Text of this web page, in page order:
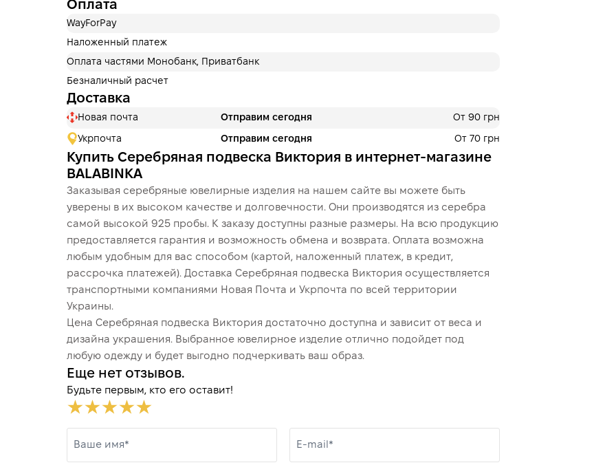
Оплата
WayForPay
Наложенный платеж
Оплата частями Монобанк, Приватбанк
Безналичный расчет
Доставка
Новая почта Отправим сегодня От 90 грн
Укрпочта Отправим сегодня От 70 грн
Купить Серебряная подвеска Виктория в интернет-магазине
BALABINKA
Заказывая серебряные ювелирные изделия на нашем сайте вы можете быть
уверены в их высоком качестве и долговечности. Они производятся из серебра
самой высокой 925 пробы. К заказу доступны разные размеры. На всю продукцию
предоставляется гарантия и возможность обмена и возврата. Оплата возможна
любым удобным для вас способом (картой, наложенный платеж, в кредит,
рассрочка платежей). Доставка Серебряная подвеска Виктория осуществляется
транспортными компаниями Новая Почта и Укрпочта по всей территории
Украины.
Цена Серебряная подвеска Виктория достаточно доступна и зависит от веса и
дизайна украшения. Выбранное ювелирное изделие отлично подойдет под
любую одежду и будет выгодно подчеркивать ваш образ.
Еще нет отзывов.
Будьте первым, кто его оставит!
Ваше имя* E-mail*